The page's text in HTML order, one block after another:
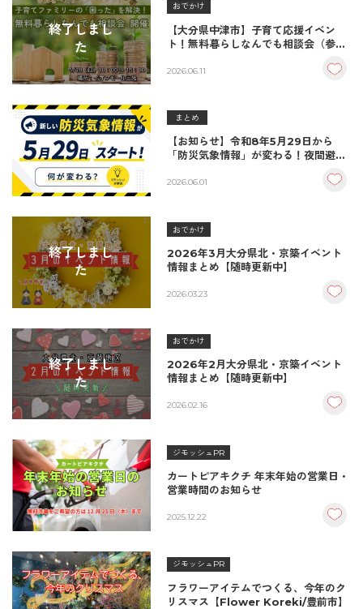
終了しまし
た
おでかけ
【大分県中津市】子育て応援イベン
ト！無料暮らしなんでも相談会（参加
にて赤ちゃんハイハイよちよちイベン
2026.06.11
まとめ
【お知らせ】令和8年5月29日から
「防災気象情報」が変わる！夜間避難
分かりやすく解説します
2026.06.01
終了しまし
た
おでかけ
2026年3月大分県北・京築イベント
情報まとめ【随時更新中】
2026.03.23
終了しまし
た
おでかけ
2026年2月大分県北・京築イベント
情報まとめ【随時更新中】
2026.02.16
ジモッシュPR
カートピアキクチ 年末年始の営業日・
営業時間のお知らせ
2025.12.22
ジモッシュPR
フラワーアイテムでつくる、今年のク
リスマス【Flower Koreki/豊前市】